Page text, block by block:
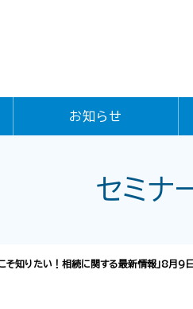
お知らせ
セミナ
こそ知りたい！相続に関する最新情報」8月9